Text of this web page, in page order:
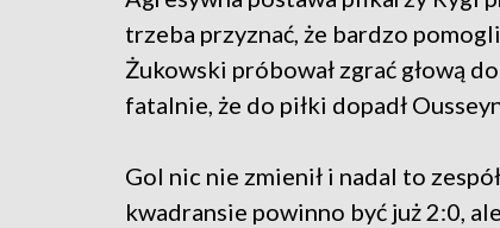
trzeba przyznać, że bardzo
Żukowski próbował zgrać głową
fatalnie, że do piłki dopadł
Gol nic nie zmienił i nadal to
kwadransie powinno być już 2:0,